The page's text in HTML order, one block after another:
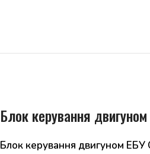
Блок керування
Блок керування двигуном